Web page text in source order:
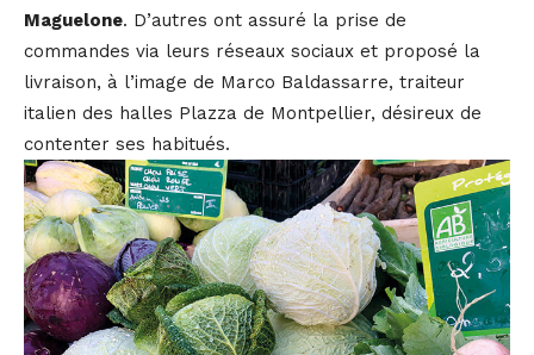
Maguelone. D’autres ont assuré la prise de
commandes via leurs réseaux sociaux et proposé la
livraison, à l’image de Marco Baldassarre, traiteur
italien des halles Plazza de Montpellier, désireux de
contenter ses habitués.